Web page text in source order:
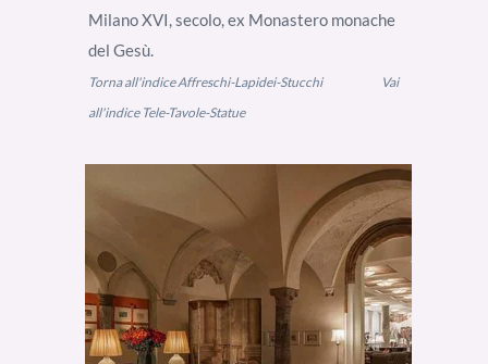
Milano XVI, secolo, ex Monastero monache
del Gesù.
Torna all'indice Affreschi-Lapidei-Stucchi
Vai
all'indice Tele-Tavole-Statue